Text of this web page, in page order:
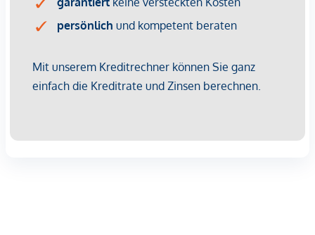
Provisionsfrei für den Käufer!
Fertigstellung: bereits erfolgt
Bei diesem Angebot handelt es sich um eine
Vorsorgewohnung, die zu Vermietungszwecken erworben